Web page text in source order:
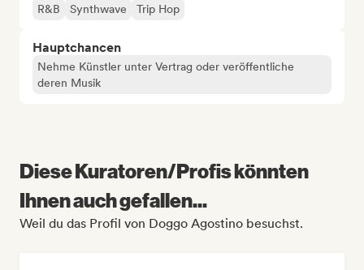
R&B
Synthwave Trip Hop
Hauptchancen
Nehme Künstler unter Vertrag oder veröffentliche
deren Musik
Diese Kuratoren/Profis könnten
Ihnen auch gefallen...
Weil du das Profil von Doggo Agostino besuchst.